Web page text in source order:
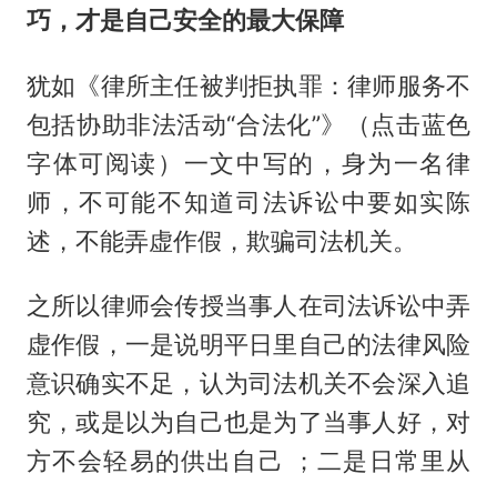
巧，才是自己安全的最大保障
犹如《律所主任被判拒执罪：律师服务不
包括协助非法活动“合法化”》（点击蓝色
字体可阅读）一文中写的，身为一名律
师，不可能不知道司法诉讼中要如实陈
述，不能弄虚作假，欺骗司法机关。
之所以律师会传授当事人在司法诉讼中弄
虚作假，一是说明平日里自己的法律风险
意识确实不足，认为司法机关不会深入追
究，或是以为自己也是为了当事人好，对
方不会轻易的供出自己 ；二是日常里从